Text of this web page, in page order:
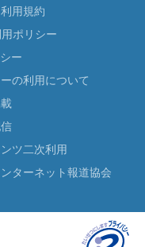
用規約
ポリシー
ー
の利用について
ツ二次利用
ターネット報道協会